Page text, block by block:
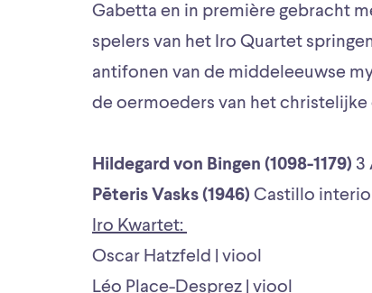
Gabetta en in première gebracht
spelers van het Iro Quartet
antifonen van de middeleeuwse
de oermoeders van het christelijke
Hildegard von Bingen (1098-1179) 3
Pēteris Vasks (1946) Castillo
Iro Kwartet:
Oscar Hatzfeld | viool
Léo Place-Desprez | viool